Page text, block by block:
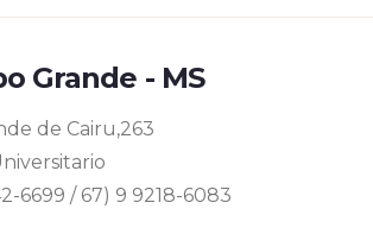
Grande - MS
de Cairu,263
6699 / 67) 9 9218-6083